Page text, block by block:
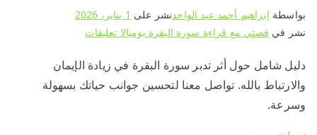
بواسطة إبراهيم أحمد عبد الواحدنشر على 1 يناير، 2026
نشر في قصتي مع قراءة سورة البقرة يوميالا تعليقاتعلى
تدبر
سورة
دليل شامل حول أثر تدبر سورة البقرة في زيادة الإيمان
والارتباط بالله. تواصل معنا لتحسين جوانب حياتك بسهولة
وسرعة.